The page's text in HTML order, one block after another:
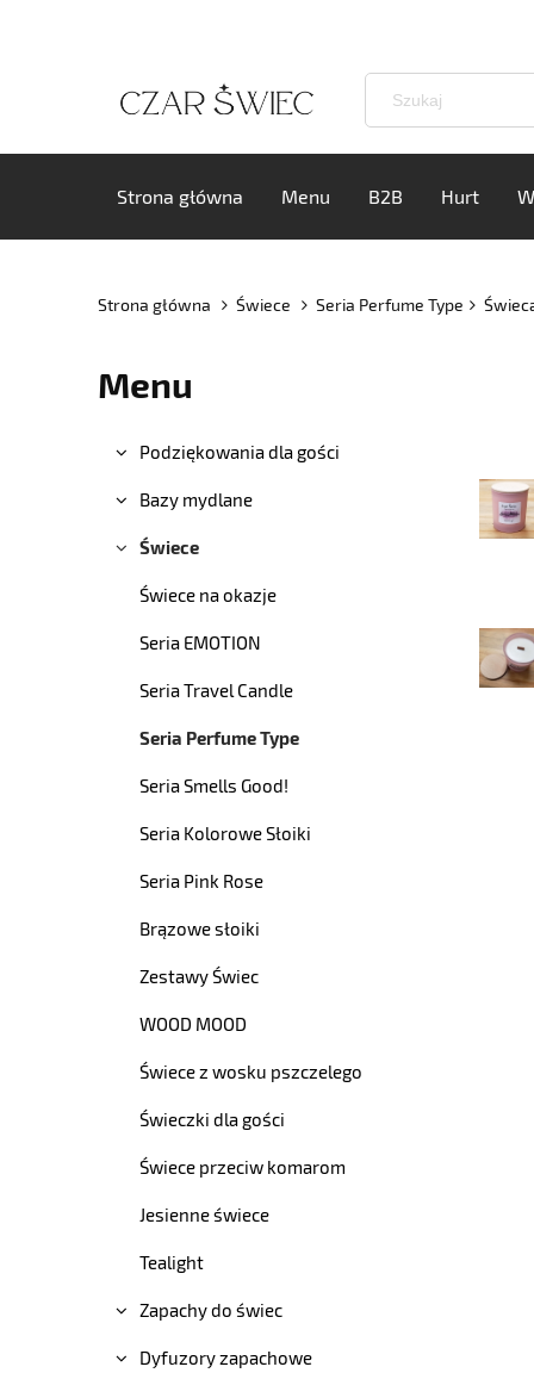
Strona główna Menu B2B Hurt
Strona główna Świece Seria Perfume Type
Menu
Podziękowania dla gości
Bazy mydlane
Świece
Świece na okazje
Seria EMOTION
Seria Travel Candle
Seria Perfume Type
Seria Smells Good!
Seria Kolorowe Słoiki
Seria Pink Rose
Brązowe słoiki
Zestawy Świec
WOOD MOOD
Świece z wosku pszczelego
Świeczki dla gości
Świece przeciw komarom
Jesienne świece
Tealight
Zapachy do świec
Dyfuzory zapachowe